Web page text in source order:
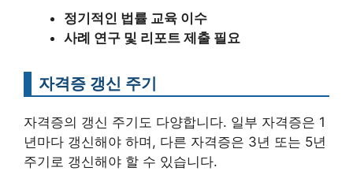
정기적인 법률 교육 이수
사례 연구 및 리포트 제출 필요
자격증 갱신 주기
자격증의 갱신 주기도 다양합니다. 일부 자격증은 1
년마다 갱신해야 하며, 다른 자격증은 3년 또는 5년
주기로 갱신해야 할 수 있습니다.